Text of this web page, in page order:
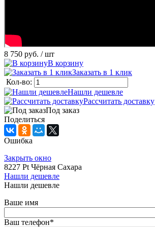
8 750 руб. / шт
В корзину
Заказать в 1 клик
Кол-во:
Нашли дешевле
Рассчитать доставку
Под заказ
Поделиться
Ошибка
Закрыть окно
8227 Pt Чёрная Сахара
Нашли дешевле
Нашли дешевле
Ваше имя
Ваш телефон*